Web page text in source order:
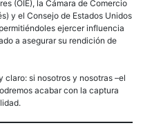
(OIE), la Cámara de Comercio
y el Consejo de Estados Unidos
ejercer influencia
a asegurar su rendición de
claro: si nosotros y nosotras –el
acabar con la captura